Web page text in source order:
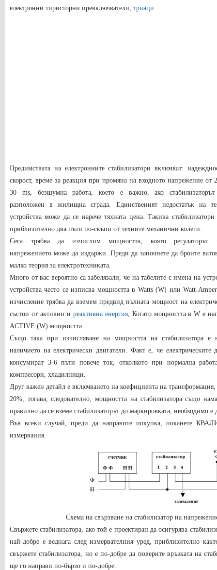
електронни тиристорни превключватели, триаци …
Предимствата на електронните стабилизатори включват:
скорост, време за реакция при промяна на входното напрежение от
30 ms, безшумна работа, което е важно, ако
разположен в жилищна сграда. Единственият недостатък на
устройства може да се нарече тяхната цена. Такива стабилизатори
приблизително два пъти по-скъпи от техните механични колеги.
Сега трябва да изчислим мощността, която регулаторът
напрежението може да издържи. Преди да започнете да броите
малко теория за електротехниката.
Много от вас вероятно са забелязали, че на табелите с имена на
устройства често се изписва мощността в Watts (W) или Watt-
изчисление трябва да вземем предвид пълната мощност на
състои от активни и реактивна енергия, Когато мощността в W е
ACTIVE (W) мощността.
Също така при изчисляване на мощността на стабилизатора е
наличието на електрически двигатели. Факт е, че електрическите
консумират 3-6 пъти повече ток, отколкото при нормална
компресори, хладилници.
Друг важен детайл е включването на коефициента на трансформация,
20%, тогава, следователно, мощността на стабилизатора също
правилно да се вземе стабилизаторът до маркировката, необходимо
Във всеки случай, преди да направите покупка, поканете
измервания.
Схема на свързване на стабилизатор на
Свържете стабилизатора, ако той е проектиран да осигурява
най-добре е веднага след измервателния уред, приблизително
свържете стабилизатора, но е по-добре да поверите връзката на
ще го направи по-бързо и по-добре.